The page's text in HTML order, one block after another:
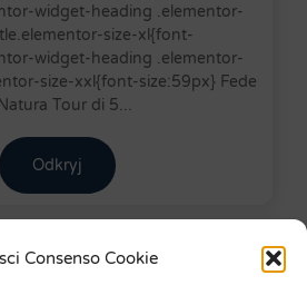
Consenso Cookie
widget-heading .elementor-
size-xl{font-
widget-heading .elementor-
size-xxl{font-size:59px} Fede
Tour di 5...
Odkryj